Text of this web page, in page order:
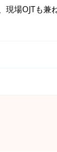
現場OJTも